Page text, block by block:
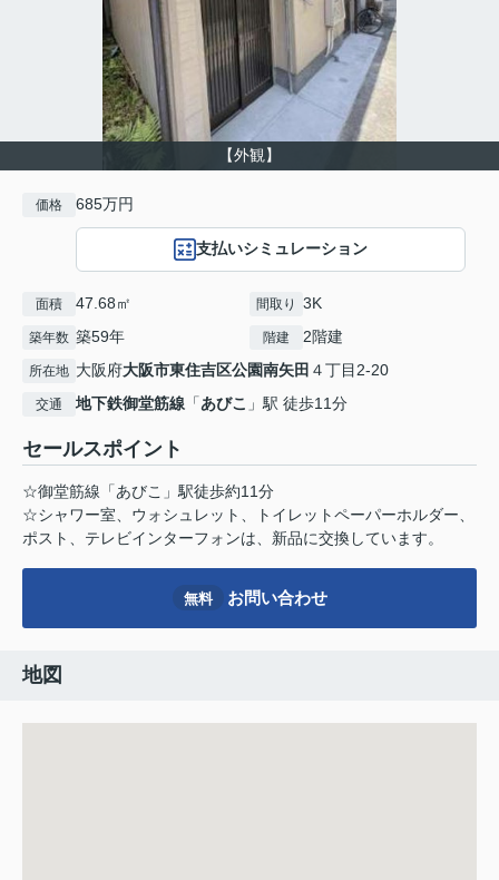
【外観】
価格 685万円
支払いシミュレーション
面積 47.68㎡ 間取り 3K
築年数 築59年 階建 2階建
所在地 大阪府大阪市東住吉区公園南矢田 ４丁目2-20
交通 地下鉄御堂筋線 「あびこ 」駅 徒歩11分
セールスポイント
☆御堂筋線「あびこ」駅徒歩約11分
☆シャワー室、ウォシュレット、トイレットペーパーホルダー、
ポスト、テレビインターフォンは、新品に交換しています。
無料 お問い合わせ
地図